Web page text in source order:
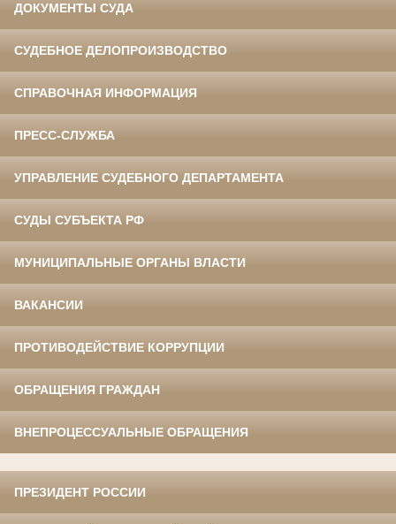
ДОКУМЕНТЫ СУДА
СУДЕБНОЕ ДЕЛОПРОИЗВОДСТВО
СПРАВОЧНАЯ ИНФОРМАЦИЯ
ПРЕСС-СЛУЖБА
УПРАВЛЕНИЕ СУДЕБНОГО ДЕПАРТАМЕНТА
СУДЫ СУБЪЕКТА РФ
МУНИЦИПАЛЬНЫЕ ОРГАНЫ ВЛАСТИ
ВАКАНСИИ
ПРОТИВОДЕЙСТВИЕ КОРРУПЦИИ
ОБРАЩЕНИЯ ГРАЖДАН
ВНЕПРОЦЕССУАЛЬНЫЕ ОБРАЩЕНИЯ
ПРЕЗИДЕНТ РОССИИ